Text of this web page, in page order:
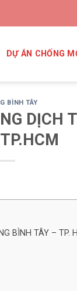
DỰ ÁN CHỐNG
BÌNH TÂY
DỊCH
BÌNH TÂY – TP.